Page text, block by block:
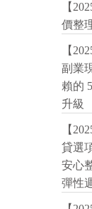
【
價整
【
副業
賴的
升級
【
貸選
安心
彈性